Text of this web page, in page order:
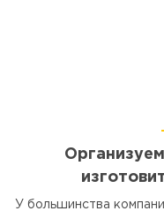
У большинства